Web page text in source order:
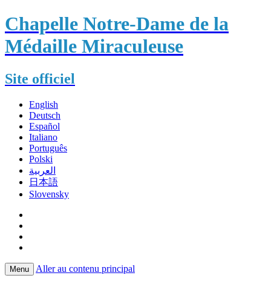
Chapelle Notre-Dame de la
Médaille Miraculeuse
Site officiel
English
Deutsch
Español
Italiano
Português
Polski
العربية
日本語
Slovensky
Menu Aller au contenu principal